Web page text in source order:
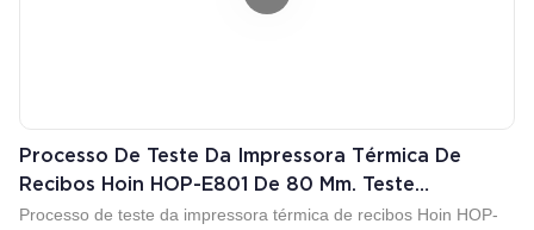
Processo De Teste Da Impressora Térmica De
Recibos Hoin HOP-E801 De 80 Mm. Teste
Individual.
Processo de teste da impressora térmica de recibos Hoin HOP-